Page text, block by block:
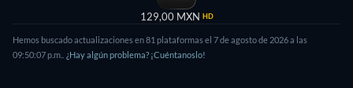
129,00 MXN HD
Hemos buscado actualizaciones en81 plataformas el 7 de agosto de 2026a las
09:50:07 p.m.
¿Hay algún problema? ¡Cuéntanoslo!